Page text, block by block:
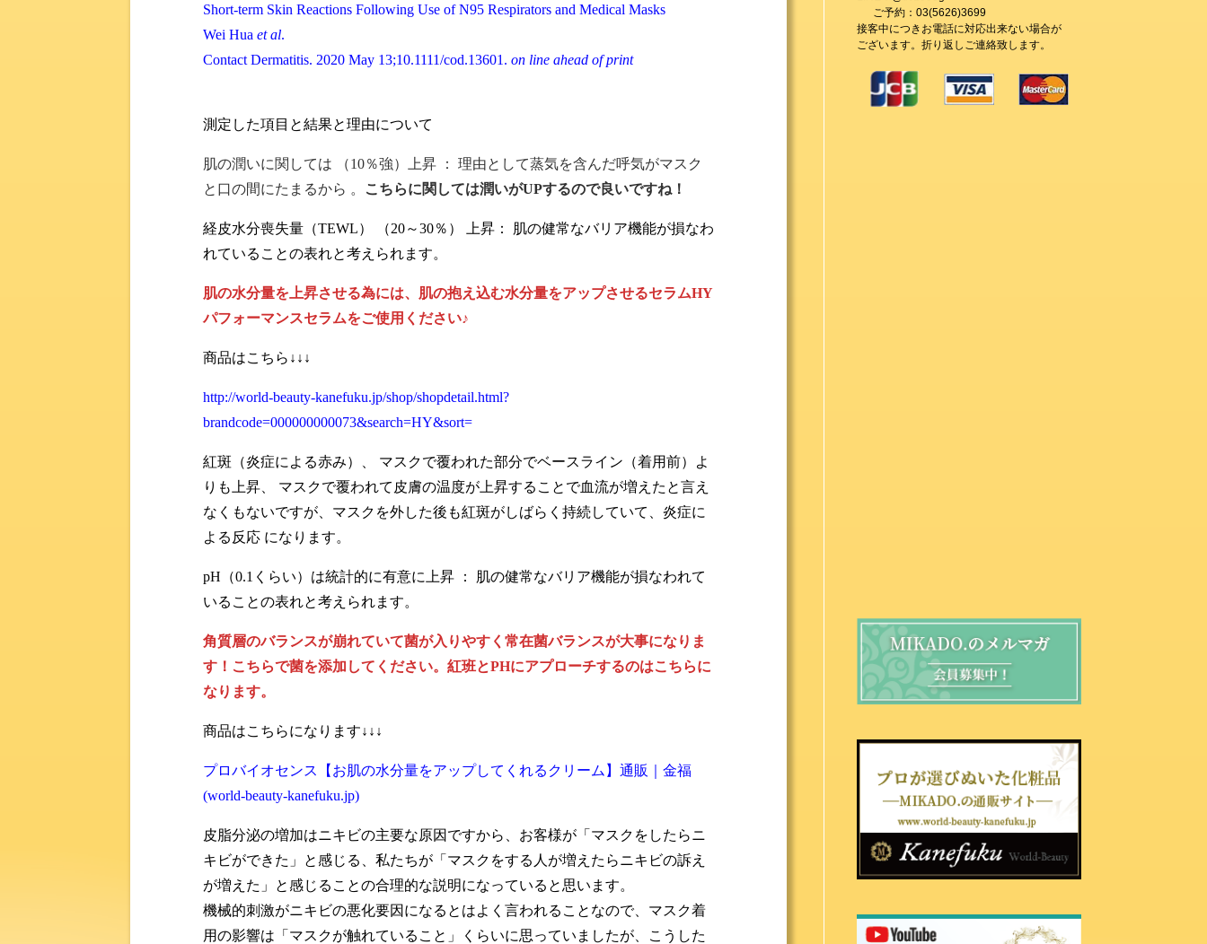
Short-term Skin Reactions Following Use of N95 Respirators and Medical Masks
Wei Hua et al.
Contact Dermatitis. 2020 May 13;10.1111/cod.13601. on line ahead of print
測定した項目と結果と理由について
肌の潤いに関しては （10％強）上昇 ： 理由として蒸気を含んだ呼気がマスク
と口の間にたまるから 。
こちらに関しては潤いがUPするので良いですね！
経皮水分喪失量（TEWL） （20～30％） 上昇： 肌の健常なバリア機能が損なわ
れていることの表れと考えられます。
肌の水分量を上昇させる為には、肌の抱え込む水分量をアップさせるセラムHY
パフォーマンスセラムをご使用ください♪
商品はこちら↓↓↓
http://world-beauty-kanefuku.jp/shop/shopdetail.html?
brandcode=000000000073&search=HY&sort=
紅斑（炎症による赤み）、 マスクで覆われた部分でベースライン（着用前）よ
りも上昇、 マスクで覆われて皮膚の温度が上昇することで血流が増えたと言え
なくもないですが、マスクを外した後も紅斑がしばらく持続していて、炎症に
よる反応 になります。
pH（0.1くらい）は統計的に有意に上昇 ： 肌の健常なバリア機能が損なわれて
いることの表れと考えられます。
角質層のバランスが崩れていて菌が入りやすく常在菌バランスが大事になりま
す！こちらで菌を添加してください。紅班とPHにアプローチするのはこちらに
なります。
商品はこちらになります↓↓↓
プロバイオセンス【お肌の水分量をアップしてくれるクリーム】通販｜金福
(world-beauty-kanefuku.jp)
皮脂分泌の増加はニキビの主要な原因ですから、お客様が「マスクをしたらニ
キビができた」と感じる、私たちが「マスクをする人が増えたらニキビの訴え
が増えた」と感じることの合理的な説明になっていると思います。
機械的刺激がニキビの悪化要因になるとはよく言われることなので、マスク着
用の影響は「マスクが触れていること」くらいに思っていましたが、こうした
ご予約：03(5626)3699
接客中につきお電話に対応出来ない場合が
ございます。折り返しご連絡致します。